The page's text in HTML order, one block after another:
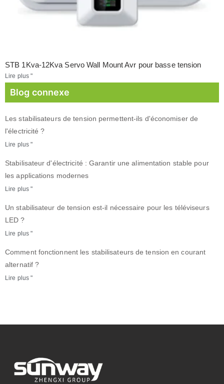
STB 1Kva-12Kva Servo Wall Mount Avr pour basse tension
Lire plus "
Blog connexe
Les stabilisateurs de tension permettent-ils d'économiser de
l'électricité ?
Lire plus "
Stabilisateur d'électricité : Garantir une alimentation stable pour
les applications modernes
Lire plus "
Un stabilisateur de tension est-il nécessaire pour les téléviseurs
LED ?
Lire plus "
Comment fonctionnent les stabilisateurs de tension en courant
alternatif ?
Lire plus "